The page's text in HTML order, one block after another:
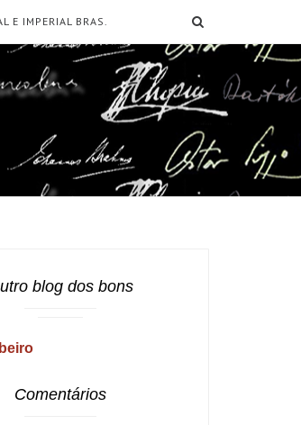
E IMPERIAL BRAS.
blog dos bons
Comentários